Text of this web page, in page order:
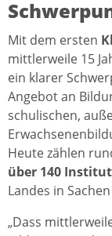
Mit dem ersten
mittlerweile 15
ein klarer
Angebot an
schulischen,
Heute zählen
über 140
Landes in
„Dass